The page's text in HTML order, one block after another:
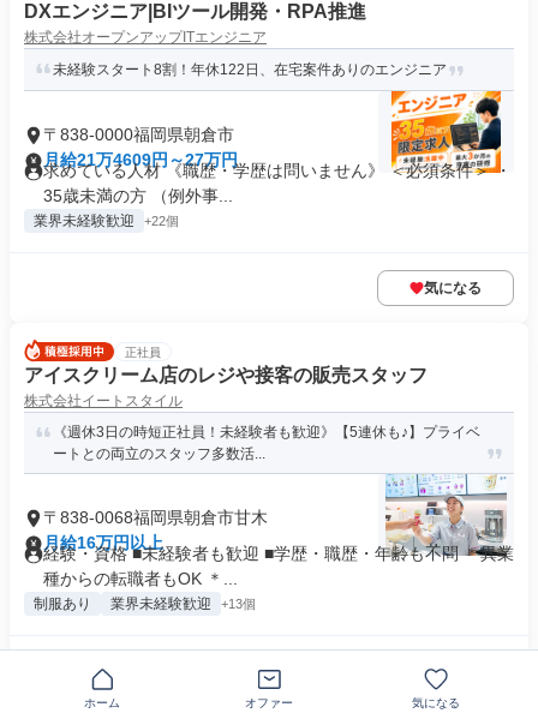
DXエンジニア|BIツール開発・RPA推進
株式会社オープンアップITエンジニア
未経験スタート8割！年休122日、在宅案件ありのエンジニア
〒838-0000福岡県朝倉市
月給21万4609円～27万円
求めている人材 《職歴・学歴は問いません》 ＜必須条件＞ ・
35歳未満の方 （例外事...
業界未経験歓迎 +22個
気になる
正社員
アイスクリーム店のレジや接客の販売スタッフ
株式会社イートスタイル
《週休3日の時短正社員！未経験者も歓迎》【5連休も♪】プライベ
ートとの両立のスタッフ多数活...
〒838-0068福岡県朝倉市甘木
月給16万円以上
経験・資格 ■未経験者も歓迎 ■学歴・職歴・年齢も不問 ＊異業
種からの転職者もOK ＊...
制服あり 業界未経験歓迎 +13個
気になる
ホーム オファー 気になる